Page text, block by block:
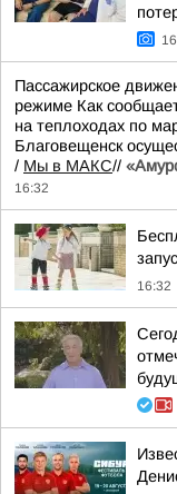
Пассажирское
режиме Как
на теплоходах по
Благовещенск
/ Мы в МАКС//
16:32
16:32